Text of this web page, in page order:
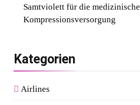
Samtviolett für die medizinische
Kompressionsversorgung
Kategorien
Airlines